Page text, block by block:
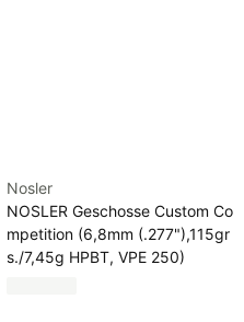
Nosler
NOSLER Geschosse Custom Co
mpetition (6,8mm (.277"),115gr
s./7,45g HPBT, VPE 250)